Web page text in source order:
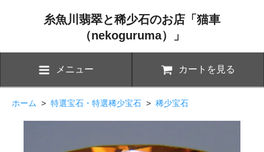
糸魚川翡翠と稀少石のお店「猫車
（nekoguruma）」
メニュー カートを見る
ホーム > 特選宝石・特選稀少宝石 > 稀少宝石